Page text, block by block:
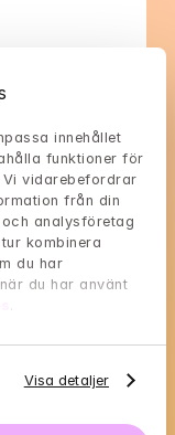
innehållet
funktioner för
vidarebefordrar
från din
analysföretag
kombinera
du har
du har använt
Visa detaljer
med